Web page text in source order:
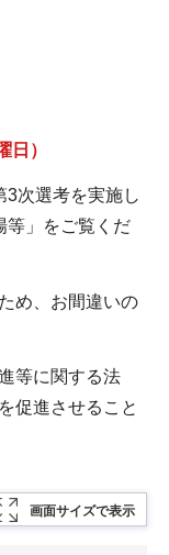
）
次選考を実施し
等」をご覧くだ
め、お間違いの
等に関する法
促進させること
画面サイズで表示